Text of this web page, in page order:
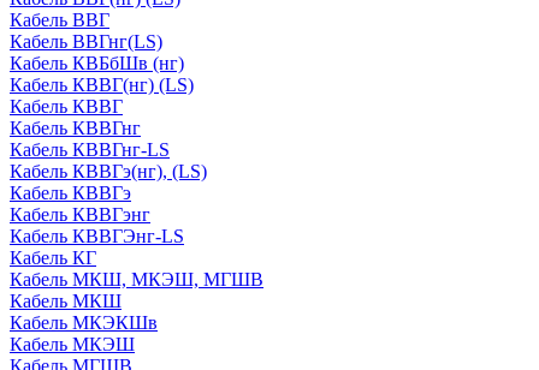
Кабель ВВГ
Кабель ВВГнг(LS)
Кабель КВБбШв (нг)
Кабель КВВГ(нг) (LS)
Кабель КВВГ
Кабель КВВГнг
Кабель КВВГнг-LS
Кабель КВВГэ(нг), (LS)
Кабель КВВГэ
Кабель КВВГэнг
Кабель КВВГЭнг-LS
Кабель КГ
Кабель МКШ, МКЭШ, МГШВ
Кабель МКШ
Кабель МКЭКШв
Кабель МКЭШ
Кабель МГШВ